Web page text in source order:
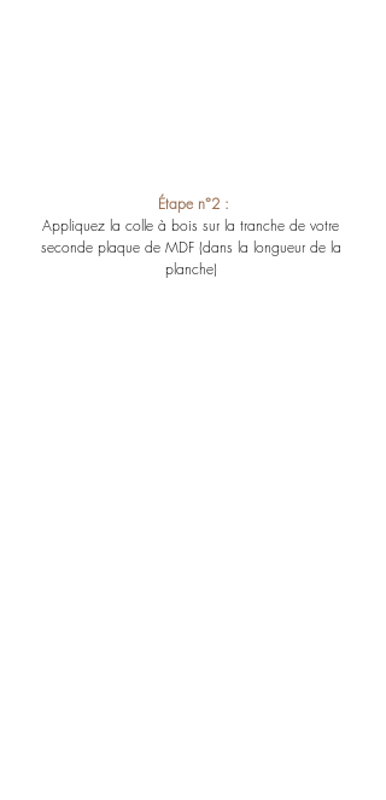
Étape n°2 :
Appliquez la colle à bois sur la tranche de votre
seconde plaque de MDF (dans la longueur de la
planche)